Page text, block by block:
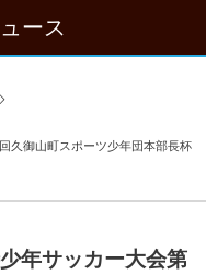
ース
久御山町スポーツ少年団本部長杯
年サッカー大会第